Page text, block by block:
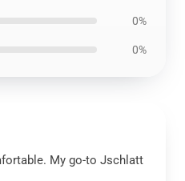
0%
0%
My go-to Jschlatt